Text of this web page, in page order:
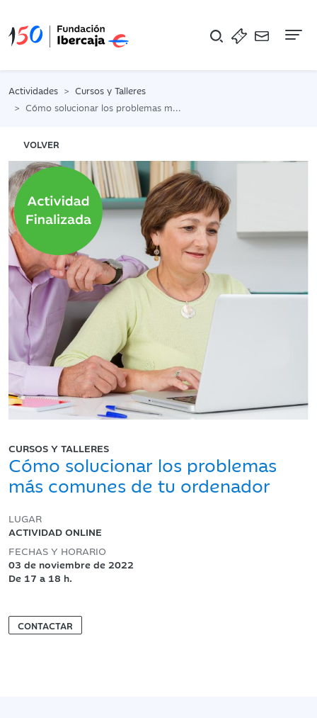
Actividades
Cursos y Talleres
Cómo solucionar los problemas más comunes de tu ordenador
VOLVER
CURSOS Y TALLERES
Cómo solucionar los problemas
más comunes de tu ordenador
LUGAR
ACTIVIDAD ONLINE
FECHAS Y HORARIO
03 de noviembre de 2022
De 17 a 18 h.
CONTACTAR